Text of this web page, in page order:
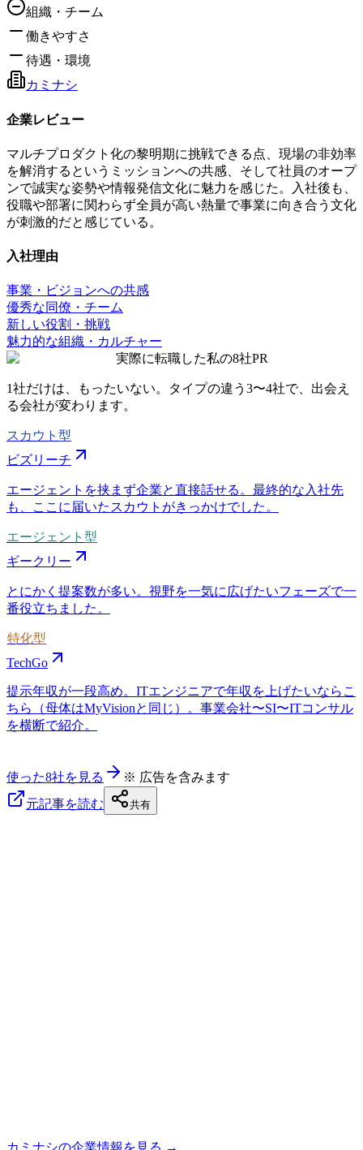
組織・チーム
働きやすさ
待遇・環境
カミナシ
企業レビュー
マルチプロダクト化の黎明期に挑戦できる点、現場の非効率
を解消するというミッションへの共感、そして社員のオープ
ンで誠実な姿勢や情報発信文化に魅力を感じた。入社後も、
役職や部署に関わらず全員が高い熱量で事業に向き合う文化
が刺激的だと感じている。
入社理由
事業・ビジョンへの共感
優秀な同僚・チーム
新しい役割・挑戦
魅力的な組織・カルチャー
実際に転職した私の8社PR
1社だけは、もったいない。タイプの違う 3〜4社で、出会え
る会社が変わります。
スカウト型
ビズリーチ
エージェントを挟まず企業と直接話せる。最終的な入社先
も、ここに届いたスカウトがきっかけでした。
エージェント型
ギークリー
とにかく提案数が多い。視野を一気に広げたいフェーズで一
番役立ちました。
特化型
TechGo
提示年収が一段高め。ITエンジニアで年収を上げたいならこ
ちら（母体はMyVisionと同じ）。事業会社〜SI〜ITコンサル
を横断で紹介。
使った8社を見る
※ 広告を含みます
元記事を読む
共有